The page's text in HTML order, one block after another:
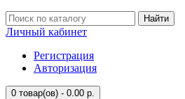
Найти
Личный кабинет
Регистрация
Авторизация
0 товар(ов) - 0.00 р.